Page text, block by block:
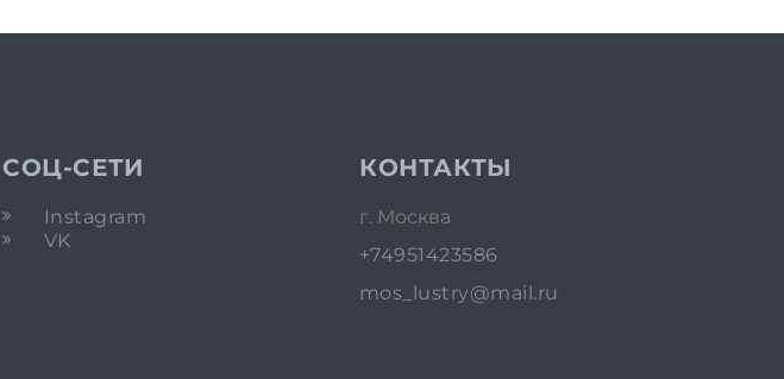
СОЦ-СЕТИ
Instagram
VK
КОНТАКТЫ
г. Москва
+74951423586
mos_lustry@mail.ru